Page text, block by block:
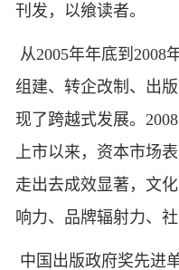
刊发，以飨读者。
从2005年年底到2008
组建、转企改制、出
现了跨越式发展。
上市以来，资本市场
走出去成效显著，文
响力、品牌辐射力、
中国出版政府奖先进